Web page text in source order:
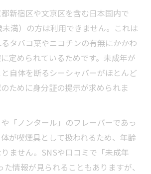
新宿区や文京区を含む日本国内で
満）の方は利用できません。これは
タバコ葉やニコチンの有無にかかわ
定められているためです。未成年が
自体を断るシーシャバーがほとんど
ために身分証の提示が求められま
や「ノンタール」のフレーバーであっ
が喫煙具として扱われるため、年齢
ません。SNSや口コミで「未成年
情報が見られることもありますが、